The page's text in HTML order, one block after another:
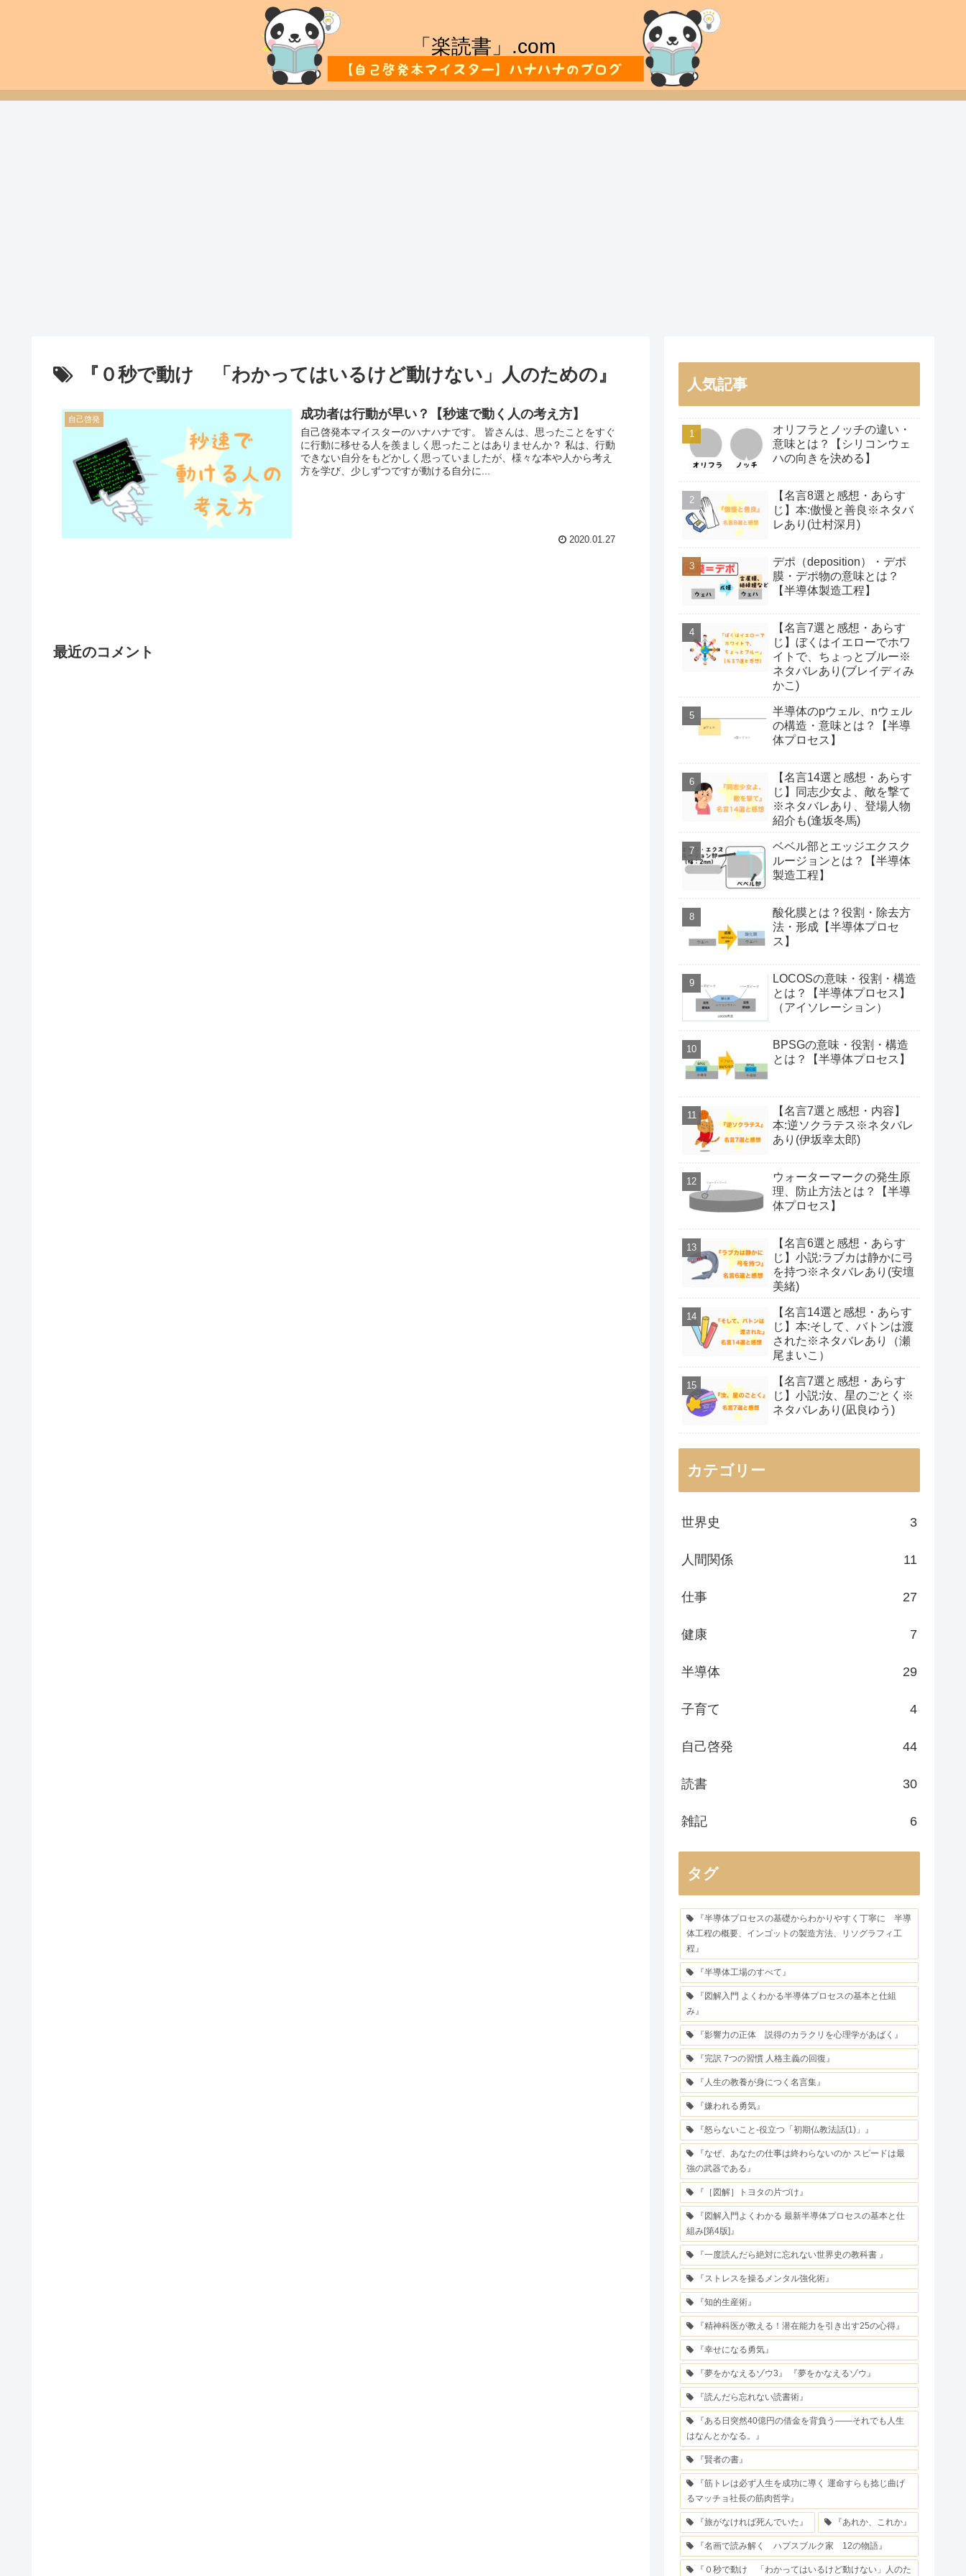
「楽読書」.com
『０秒で動け 「わかってはいるけど動けない」人のための』
自己啓発 成功者は行動が早い？【秒速で動く人の考え方】
自己啓発本マイスターのハナハナです。 皆さんは、思ったことをすぐ
に行動に移せる人を羨ましく思ったことはありませんか？ 私は、行動
できない自分をもどかしく思っていましたが、様々な本や人から考え
方を学び、少しずつですが動ける自分に...
2020.01.27
最近のコメント
人気記事
オリフラとノッチの違い・
意味とは？【シリコンウェ
ハの向きを決める】
【名言8選と感想・あらす
じ】本:傲慢と善良※ネタバ
レあり(辻村深月)
デポ（deposition）・デポ
膜・デポ物の意味とは？
【半導体製造工程】
【名言7選と感想・あらす
じ】ぼくはイエローでホワ
イトで、ちょっとブルー※
ネタバレあり(ブレイディみ
かこ)
半導体のpウェル、nウェル
の構造・意味とは？【半導
体プロセス】
【名言14選と感想・あらす
じ】同志少女よ、敵を撃て
※ネタバレあり、登場人物
紹介も(逢坂冬馬)
ベベル部とエッジエクスク
ルージョンとは？【半導体
製造工程】
酸化膜とは？役割・除去方
法・形成【半導体プロセ
ス】
LOCOSの意味・役割・構造
とは？【半導体プロセス】
（アイソレーション）
BPSGの意味・役割・構造
とは？【半導体プロセス】
【名言7選と感想・内容】
本:逆ソクラテス※ネタバレ
あり(伊坂幸太郎)
ウォーターマークの発生原
理、防止方法とは？【半導
体プロセス】
【名言6選と感想・あらす
じ】小説:ラブカは静かに弓
を持つ※ネタバレあり(安壇
美緒)
【名言14選と感想・あらす
じ】本:そして、バトンは渡
された※ネタバレあり（瀬
尾まいこ）
【名言7選と感想・あらす
じ】小説:汝、星のごとく※
ネタバレあり(凪良ゆう)
カテゴリー
世界史 3
人間関係 11
仕事 27
健康 7
半導体 29
子育て 4
自己啓発 44
読書 30
雑記 6
タグ
『半導体プロセスの基礎からわかりやすく丁寧に 半導
体工程の概要、インゴットの製造方法、リソグラフィ工
程』
『半導体工場のすべて』
『図解入門 よくわかる半導体プロセスの基本と仕組
み』
『影響力の正体 説得のカラクリを心理学があばく』
『完訳 7つの習慣 人格主義の回復』
『人生の教養が身につく名言集』
『嫌われる勇気』
『怒らないこと-役立つ「初期仏教法話(1)」』
『なぜ、あなたの仕事は終わらないのか スピードは最
強の武器である』
『［図解］トヨタの片づけ』
『図解入門よくわかる 最新半導体プロセスの基本と仕
組み[第4版]』
『一度読んだら絶対に忘れない世界史の教科書 』
『ストレスを操るメンタル強化術』
『知的生産術』
『精神科医が教える！潜在能力を引き出す25の心得』
『幸せになる勇気』
『夢をかなえるゾウ3』 『夢をかなえるゾウ』
『読んだら忘れない読書術』
『ある日突然40億円の借金を背負う――それでも人生
はなんとかなる。』
『賢者の書』
『筋トレは必ず人生を成功に導く 運命すらも捻じ曲げ
るマッチョ社長の筋肉哲学』
『旅がなければ死んでいた』 『あれか、これか』
『名画で読み解く ハプスブルク家 12の物語』
『０秒で動け 「わかってはいるけど動けない」人のた